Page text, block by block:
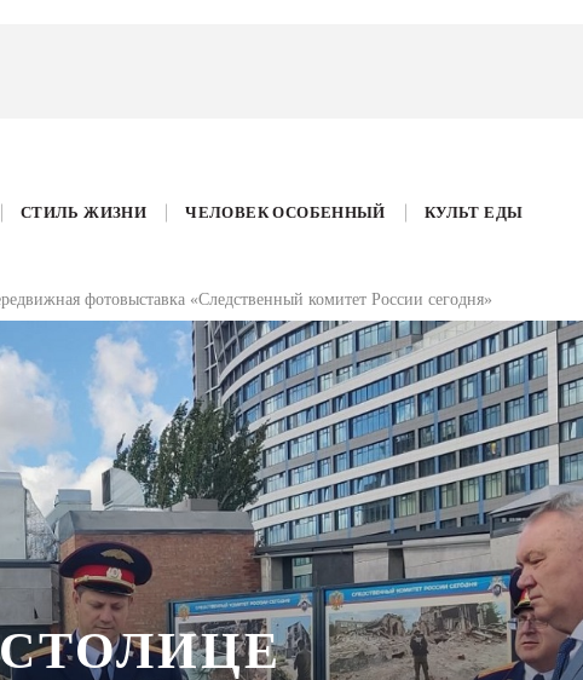
СТИЛЬ ЖИЗНИ ЧЕЛОВЕК ОСОБЕННЫЙ КУЛЬТ ЕДЫ
фотовыставка «Следственный комитет России сегодня»